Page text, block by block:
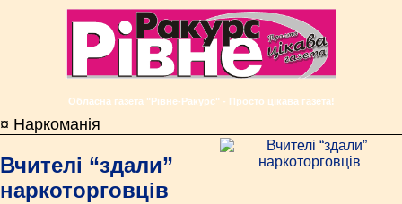
Обласна газета "Рівне-Ракурс" - Просто цікава газета!
¤ Наркоманія
Вчителі “здали”
наркоторговців